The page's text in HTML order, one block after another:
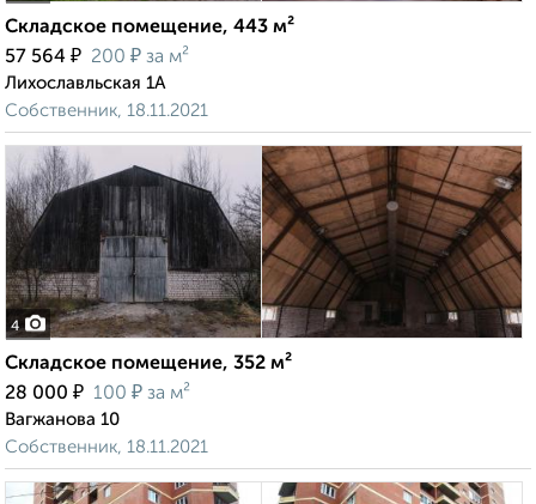
Складское помещение, 443 м²
57 564 ₽ 200 ₽ за м²
Лихославльская 1А
Собственник, 18.11.2021
4
Складское помещение, 352 м²
28 000 ₽ 100 ₽ за м²
Вагжанова 10
Собственник, 18.11.2021